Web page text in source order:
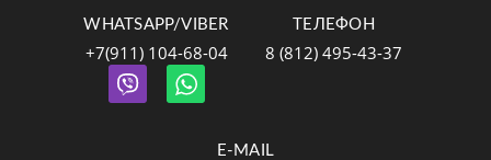
WHATSAPP/VIBER
+7(911) 104-68-04
ТЕЛЕФОН
8 (812) 495-43-37
E-MAIL